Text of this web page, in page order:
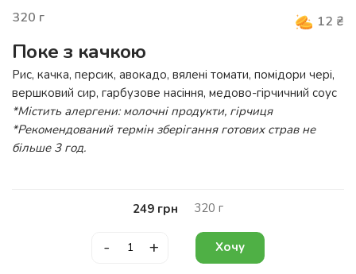
320 г 12 ₴
Поке з качкою
Рис, качка, персик, авокадо, вялені томати, помідори чері,
вершковий сир, гарбузове насіння, медово-гірчичний соус
*Містить алергени:молочні продукти, гірчиця
*Рекомендований термін зберігання готових страв не
більше 3 год.
249 грн 320 г
- + Хочу